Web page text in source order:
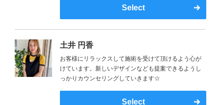
Select
土井 円香
お客様にリラックスして施術を受けて頂けるよう心が
けています。新しいデザインなども提案できるようし
っかりカウンセリングしていきます☆
Select